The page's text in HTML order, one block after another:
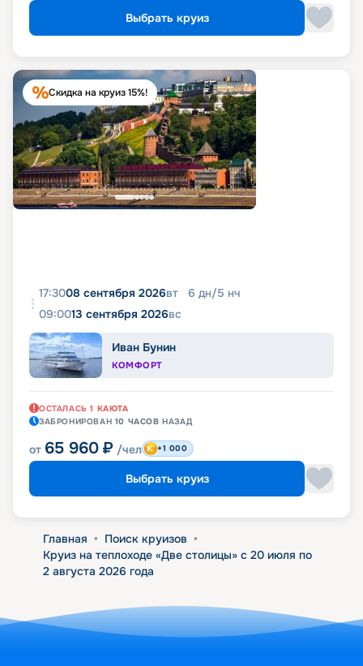
Выбрать круиз
Скидка на круиз 15%!
17:3008 сентября 2026вт 6 дн/5 нч
09:0013 сентября 2026вс
Иван Бунин
КОМФОРТ
ОСТАЛАСЬ 1 КАЮТА
ЗАБРОНИРОВАН 10 ЧАСОВ НАЗАД
от 65 960 ₽ /чел +1 000
Выбрать круиз
Главная • Поиск круизов •
Круиз на теплоходе «Две столицы» с 20 июля по
2 августа 2026 года